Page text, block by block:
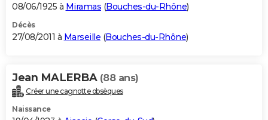
08/06/1925 à Miramas (Bouches-du-Rhône)
Décès
27/08/2011 à Marseille (Bouches-du-Rhône)
Jean MALERBA (88 ans)
Créer une cagnotte obsèques
Naissance